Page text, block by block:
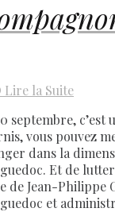
Lire la Suite
septembre,
vous pouvez
dans la
Et de
de Jean-Philippe
et